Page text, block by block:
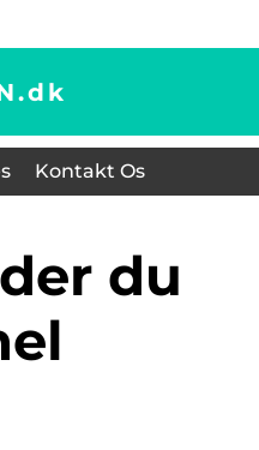
dk
Kontakt Os